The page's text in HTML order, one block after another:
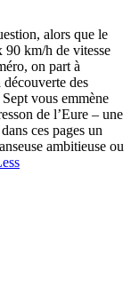
alors que le
90 km/h de vitesse
on part à
des
vous emmène
de l’Eure – une
ces pages un
ambitieuse ou